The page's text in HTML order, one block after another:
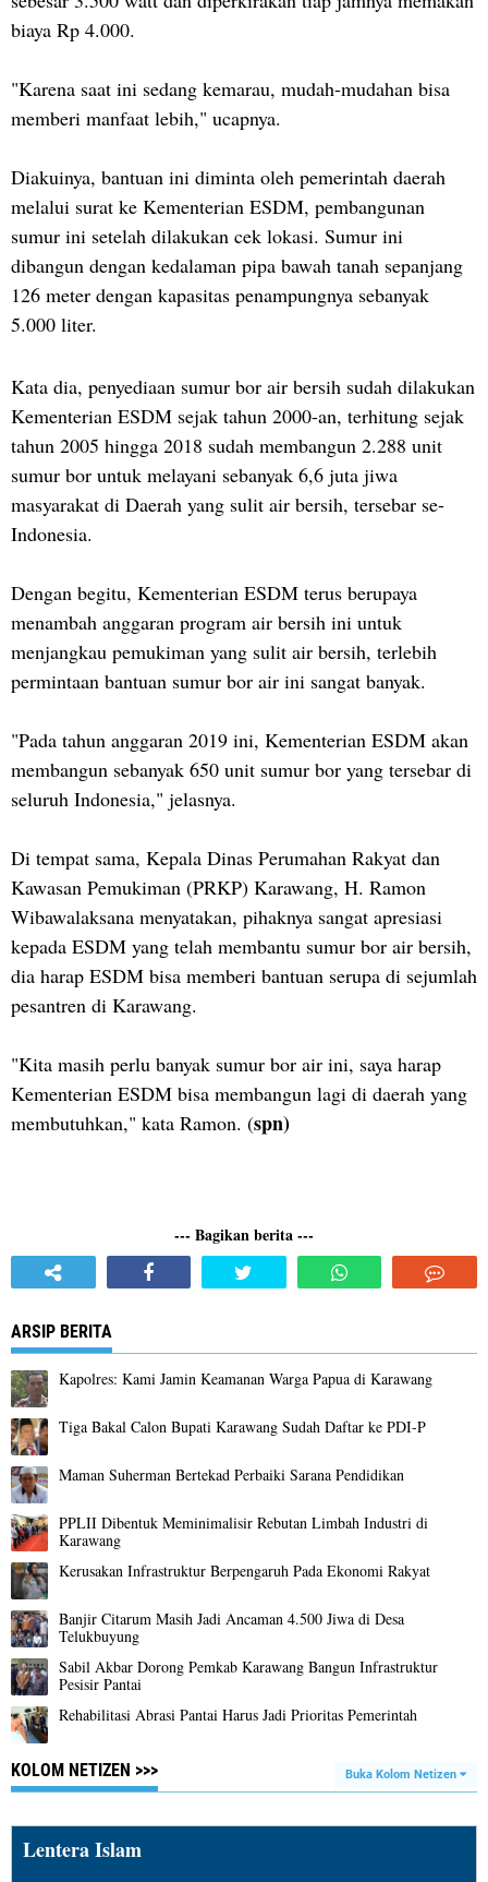
biaya Rp 4.000.
"Karena saat ini sedang kemarau, mudah-mudahan bisa
memberi manfaat lebih," ucapnya.
Diakuinya, bantuan ini diminta oleh pemerintah daerah
melalui surat ke Kementerian ESDM, pembangunan
sumur ini setelah dilakukan cek lokasi. Sumur ini
dibangun dengan kedalaman pipa bawah tanah sepanjang
126 meter dengan kapasitas penampungnya sebanyak
5.000 liter.
Kata dia, penyediaan sumur bor air bersih sudah dilakukan
Kementerian ESDM sejak tahun 2000-an, terhitung sejak
tahun 2005 hingga 2018 sudah membangun 2.288 unit
sumur bor untuk melayani sebanyak 6,6 juta jiwa
masyarakat di Daerah yang sulit air bersih, tersebar se-
Indonesia.
Dengan begitu, Kementerian ESDM terus berupaya
menambah anggaran program air bersih ini untuk
menjangkau pemukiman yang sulit air bersih, terlebih
permintaan bantuan sumur bor air ini sangat banyak.
"Pada tahun anggaran 2019 ini, Kementerian ESDM akan
membangun sebanyak 650 unit sumur bor yang tersebar di
seluruh Indonesia," jelasnya.
Di tempat sama, Kepala Dinas Perumahan Rakyat dan
Kawasan Pemukiman (PRKP) Karawang, H. Ramon
Wibawalaksana menyatakan, pihaknya sangat apresiasi
kepada ESDM yang telah membantu sumur bor air bersih,
dia harap ESDM bisa memberi bantuan serupa di sejumlah
pesantren di Karawang.
"Kita masih perlu banyak sumur bor air ini, saya harap
Kementerian ESDM bisa membangun lagi di daerah yang
membutuhkan," kata Ramon. (spn)
--- Bagikan berita ---
ARSIP BERITA
Kapolres: Kami Jamin Keamanan Warga Papua di Karawang
Tiga Bakal Calon Bupati Karawang Sudah Daftar ke PDI-P
Maman Suherman Bertekad Perbaiki Sarana Pendidikan
PPLII Dibentuk Meminimalisir Rebutan Limbah Industri di
Karawang
Kerusakan Infrastruktur Berpengaruh Pada Ekonomi Rakyat
Banjir Citarum Masih Jadi Ancaman 4.500 Jiwa di Desa
Telukbuyung
Sabil Akbar Dorong Pemkab Karawang Bangun Infrastruktur
Pesisir Pantai
Rehabilitasi Abrasi Pantai Harus Jadi Prioritas Pemerintah
KOLOM NETIZEN >>> Buka Kolom Netizen
Lentera Islam